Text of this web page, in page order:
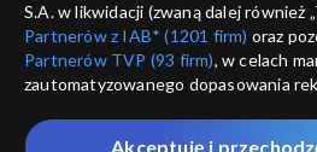
S.A. w likwidacji (zwaną dalej również
Partnerów z IAB* (1201 firm) oraz
Partnerów TVP (93 firm), w celach
zautomatyzowanego dopasowania
które wskazujemy poniżej, a także
Akceptuję i